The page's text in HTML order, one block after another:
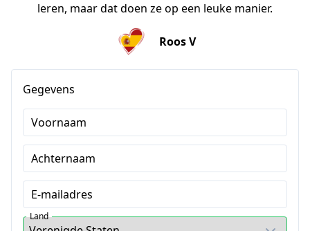
leren, maar dat doen ze op een leuke manier.
Roos V
Gegevens
Voornaam
Achternaam
E-mailadres
Land